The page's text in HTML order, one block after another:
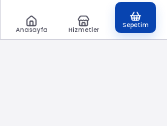
Anasayfa Hizmetler
Sepetim